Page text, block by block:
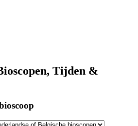
Tijden &